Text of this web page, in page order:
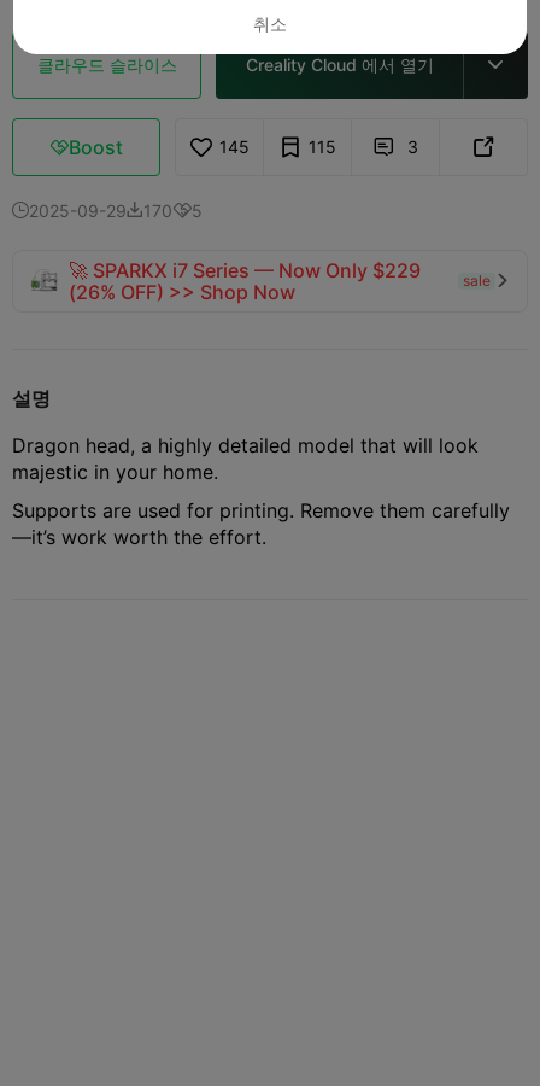
클라우드 슬라이스 Creality Cloud 에서 열기 
Boost 145 115  3 
2025-09-291705
🚀 SPARKX i7 Series — Now Only $229
(26% OFF) >> Shop Now
sale 
설명
Dragon head, a highly detailed model that will look
majestic in your home.
Supports are used for printing. Remove them carefully
—it’s work worth the effort.
취소